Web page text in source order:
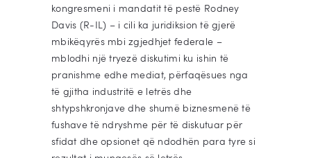
kongresmeni i mandatit të pestë Rodney
Davis (R-IL) – i cili ka juridiksion të gjerë
mbikëqyrës mbi zgjedhjet federale –
mblodhi një tryezë diskutimi ku ishin të
pranishme edhe mediat, përfaqësues nga
të gjitha industritë e letrës dhe
shtypshkronjave dhe shumë biznesmenë të
fushave të ndryshme për të diskutuar për
sfidat dhe opsionet që ndodhën para tyre si